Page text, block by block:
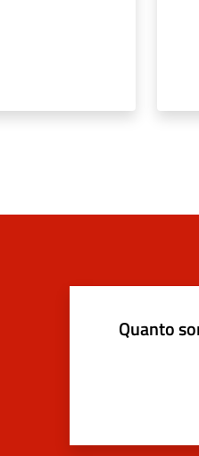
Quanto